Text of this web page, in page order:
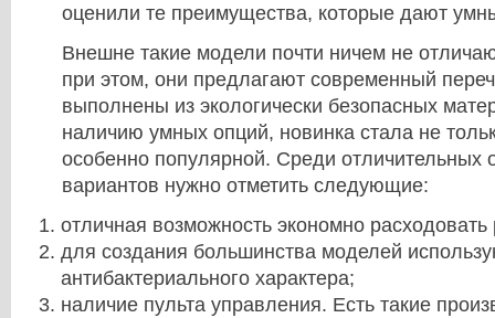
оценили те преимущества, которые дают
Внешне такие модели почти ничем не
при этом, они предлагают современный
выполнены из экологически безопасных
наличию умных опций, новинка стала не
особенно популярной. Среди отличительных
вариантов нужно отметить следующие:
отличная возможность экономно расходовать
для создания большинства моделей
антибактериального характера;
наличие пульта управления. Есть такие